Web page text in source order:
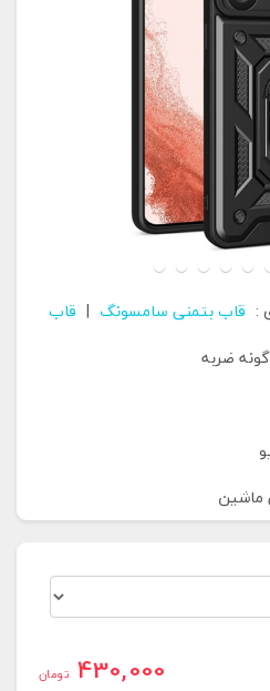
: قاب بتمنی سامسونگ | قاب
گونه ضربه
ماشین
430,000 تومان